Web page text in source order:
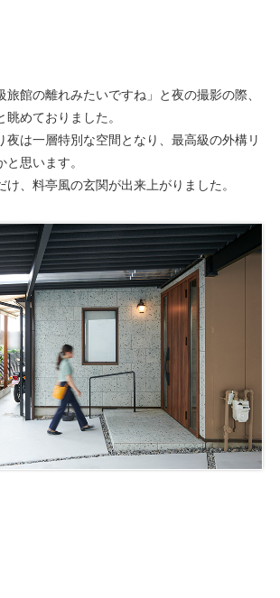
旅館の離れみたいですね」と夜の撮影の際、
めておりました。
夜は一層特別な空間となり、最高級の外構リ
思います。
け、料亭風の玄関が出来上がりました。